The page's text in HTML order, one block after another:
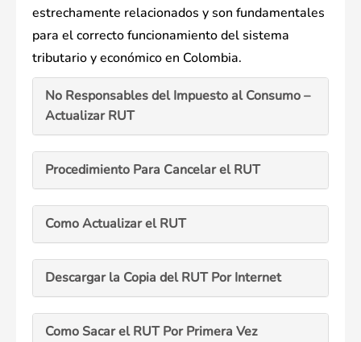
estrechamente relacionados y son fundamentales
para el correcto funcionamiento del sistema
tributario y económico en Colombia.
No Responsables del Impuesto al Consumo –
Actualizar RUT
Procedimiento Para Cancelar el RUT
Como Actualizar el RUT
Descargar la Copia del RUT Por Internet
Como Sacar el RUT Por Primera Vez